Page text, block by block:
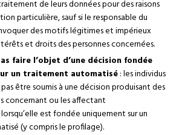
de leurs données pour des raisons
particulière, sauf si le responsable du
des motifs légitimes et impérieux
et droits des personnes concernées.
faire l’objet d’une décision fondée
un traitement automatisé: les individus
être soumis à une décision produisant des
concernant ou les affectant
est fondée uniquement sur un
(y compris le profilage).